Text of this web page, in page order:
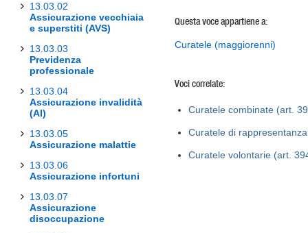
13.03.02
Assicurazione vecchiaia
e superstiti (AVS)
13.03.03
Previdenza
professionale
13.03.04
Assicurazione invalidità
(AI)
13.03.05
Assicurazione malattie
13.03.06
Assicurazione infortuni
13.03.07
Assicurazione
disoccupazione
Questa voce appartiene a:
Curatele (maggiorenni)
Voci correlate:
Curatele combinate (art.
Curatele di
Curatele volontarie (art.